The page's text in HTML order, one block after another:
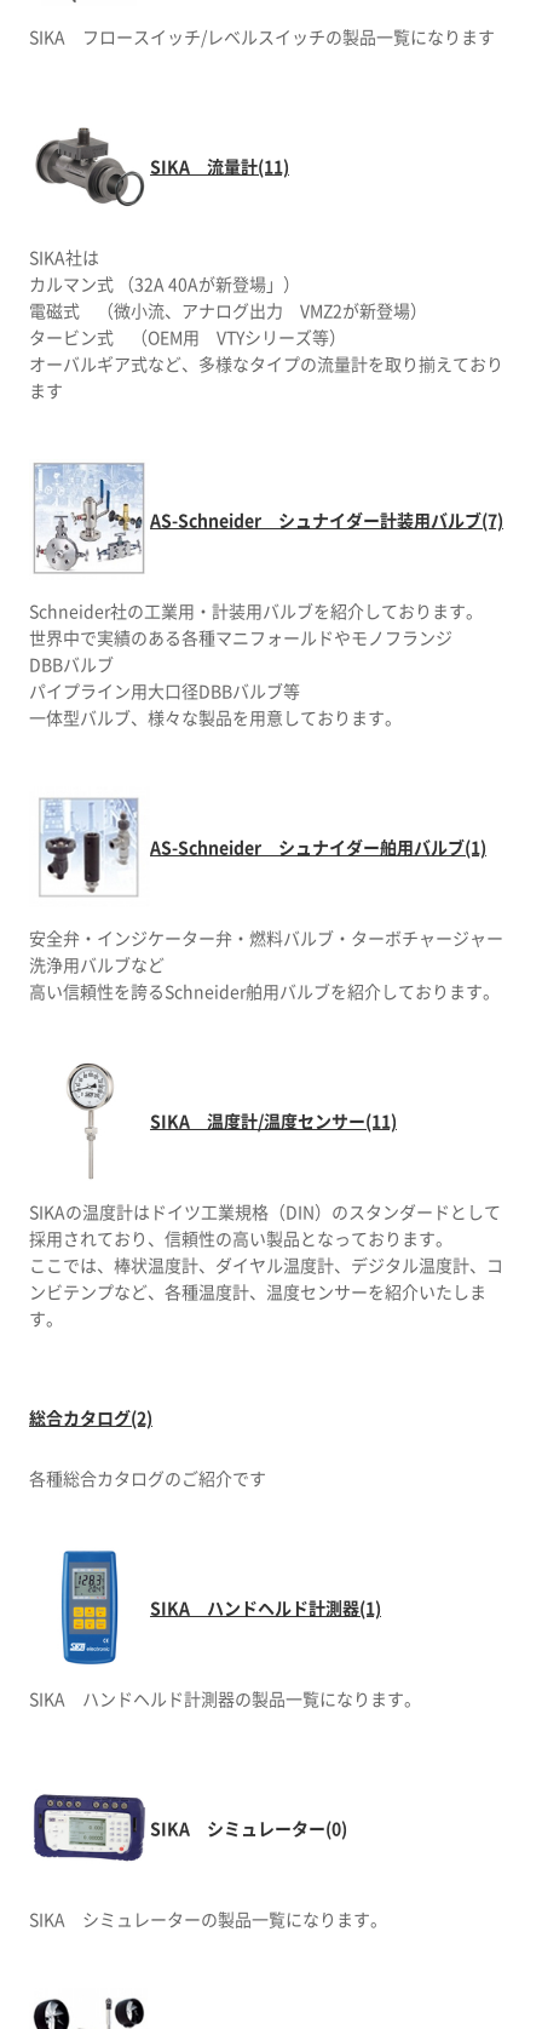
SIKA フロースイッチ/レベルスイッチの製品一覧になります
SIKA 流量計(11)
SIKA社は
カルマン式 （32A 40Aが新登場」）
電磁式 （微小流、アナログ出力 VMZ2が新登場）
タービン式 （OEM用 VTYシリーズ等）
オーバルギア式など、多様なタイプの流量計を取り揃えており
ます
AS-Schneider シュナイダー計装用バルブ(7)
Schneider社の工業用・計装用バルブを紹介しております。
世界中で実績のある各種マニフォールドやモノフランジ
DBBバルブ
パイプライン用大口径DBBバルブ等
一体型バルブ、様々な製品を用意しております。
AS-Schneider シュナイダー舶用バルブ(1)
安全弁・インジケーター弁・燃料バルブ・ターボチャージャー
洗浄用バルブなど
高い信頼性を誇るSchneider舶用バルブを紹介しております。
SIKA 温度計/温度センサー(11)
SIKAの温度計はドイツ工業規格（DIN）のスタンダードとして
採用されており、信頼性の高い製品となっております。
ここでは、棒状温度計、ダイヤル温度計、デジタル温度計、コ
ンビテンプなど、各種温度計、温度センサーを紹介いたしま
す。
総合カタログ(2)
各種総合カタログのご紹介です
SIKA ハンドヘルド計測器(1)
SIKA ハンドヘルド計測器の製品一覧になります。
SIKA シミュレーター(0)
SIKA シミュレーターの製品一覧になります。